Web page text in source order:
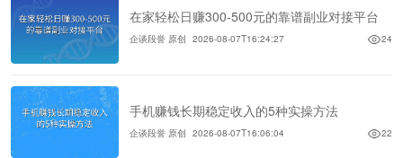
在家轻松日赚300-500元的靠谱副业对接平台
企谈段誉 原创 2026-08-07T16:24:27 24
手机赚钱长期稳定收入的5种实操方法
企谈段誉 原创 2026-08-07T16:06:04 22